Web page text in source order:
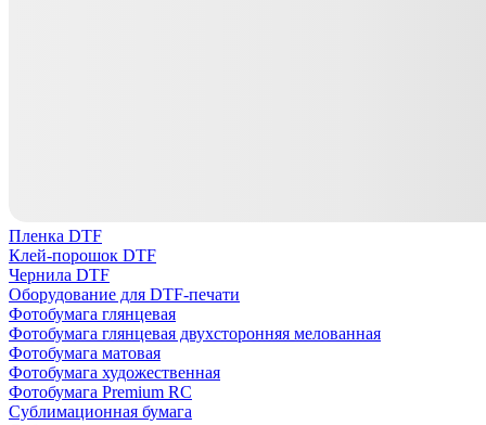
Пленка DTF
Клей-порошок DTF
Чернила DTF
Оборудование для DTF-печати
Фотобумага глянцевая
Фотобумага глянцевая двухсторонняя мелованная
Фотобумага матовая
Фотобумага художественная
Фотобумага Premium RC
Сублимационная бумага